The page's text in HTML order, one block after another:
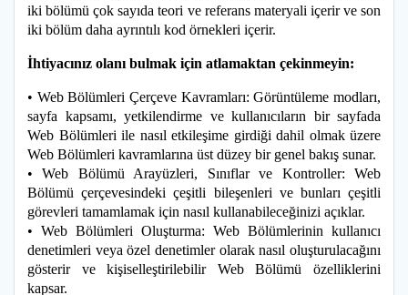
iki bölümü çok sayıda teori ve referans materyali içerir ve son
iki bölüm daha ayrıntılı kod örnekleri içerir.
İhtiyacınız olanı bulmak için atlamaktan çekinmeyin:
• Web Bölümleri Çerçeve Kavramları: Görüntüleme modları,
sayfa kapsamı, yetkilendirme ve kullanıcıların bir sayfada
Web Bölümleri ile nasıl etkileşime girdiği dahil olmak üzere
Web Bölümleri kavramlarına üst düzey bir genel bakış sunar.
• Web Bölümü Arayüzleri, Sınıflar ve Kontroller: Web
Bölümü çerçevesindeki çeşitli bileşenleri ve bunları çeşitli
görevleri tamamlamak için nasıl kullanabileceğinizi açıklar.
• Web Bölümleri Oluşturma: Web Bölümlerinin kullanıcı
denetimleri veya özel denetimler olarak nasıl oluşturulacağını
gösterir ve kişiselleştirilebilir Web Bölümü özelliklerini
kapsar.